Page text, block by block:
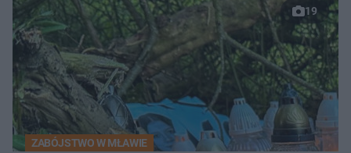
19
ZABÓJSTWO W MŁAWIE